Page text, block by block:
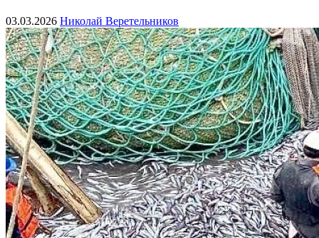
03.03.2026 Николай Веретельников